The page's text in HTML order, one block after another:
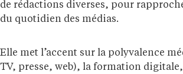
de rédactions diverses, pour
du quotidien des médias.
Elle met l’accent sur la polyvalence
TV, presse, web), la formation